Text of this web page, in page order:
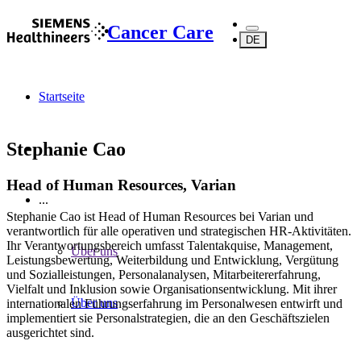
Cancer Care DE
Startseite
...
Über uns
Über uns
Stephanie Cao
Head of Human Resources, Varian
Stephanie Cao ist Head of Human Resources bei Varian und
verantwortlich für alle operativen und strategischen HR-Aktivitäten.
Ihr Verantwortungsbereich umfasst Talentakquise, Management,
Leistungsbewertung, Weiterbildung und Entwicklung, Vergütung
und Sozialleistungen, Personalanalysen, Mitarbeitererfahrung,
Vielfalt und Inklusion sowie Organisationsentwicklung. Mit ihrer
internationalen Führungserfahrung im Personalwesen entwirft und
implementiert sie Personalstrategien, die an den Geschäftszielen
ausgerichtet sind.